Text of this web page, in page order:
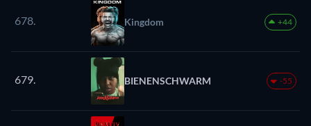
678. Kingdom +44
679. BIENENSCHWARM -55